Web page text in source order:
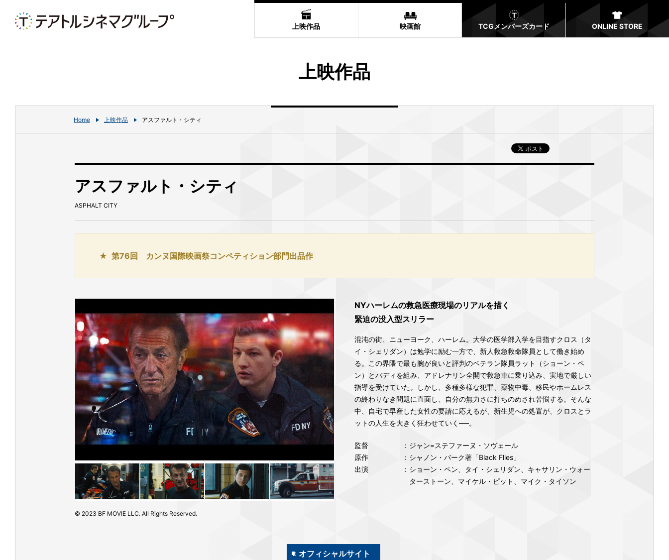
上映作品 映画館 TCGメンバーズカード ONLINE STORE
上映作品
Home 上映作品 アスファルト・シティ
アスファルト・シティ
ASPHALT CITY
第76回 カンヌ国際映画祭コンペティション部門出品作
© 2023 BF MOVIE LLC. All Rights Reserved.
NYハーレムの救急医療現場のリアルを描く
緊迫の没入型スリラー
混沌の街、ニューヨーク、ハーレム。大学の医学部入学を目指すクロス（タ
イ・シェリダン）は勉学に励む一方で、新人救急救命隊員として働き始め
る。この界隈で最も腕が良いと評判のベテラン隊員ラット（ショーン・ペ
ン）とバディを組み、アドレナリン全開で救急車に乗り込み、実地で厳しい
指導を受けていた。しかし、多種多様な犯罪、薬物中毒、移民やホームレス
の終わりなき問題に直面し、自分の無力さに打ちのめされ苦悩する。そんな
中、自宅で早産した女性の要請に応えるが、新生児への処置が、クロスとラ
ットの人生を大きく狂わせていく──。
監督
：ジャン=ステファーヌ・ソヴェール
原作
：シャノン・バーク著「Black Flies」
出演
：ショーン・ペン、タイ・シェリダン、キャサリン・ウォー
ターストーン、マイケル・ピット、マイク・タイソン
オフィシャルサイト